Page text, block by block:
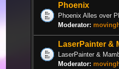
Phoenix
Phoenix Alles over
Moderator:
LaserPainter &
LaserPainter &
Moderator: